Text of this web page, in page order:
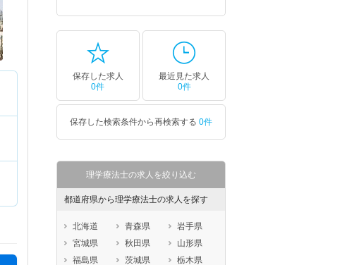
保存した求人
0件
最近見た求人
0件
保存した検索条件から再検索する 0件
理学療法士の求人を絞り込む
都道府県から理学療法士の求人を探す
北海道 青森県
岩手県
宮城県
秋田県
山形県
福島県
茨城県
栃木県